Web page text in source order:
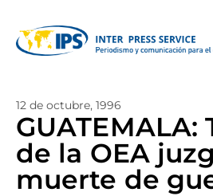
12 de octubre, 1996
GUATEMALA:
de la OEA
muerte de